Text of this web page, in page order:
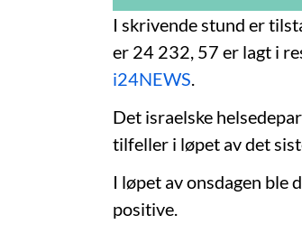
I skrivende stund er
er 24 232, 57 er lagt i
i24NEWS
Det israelske
tilfeller i løpet av det
I løpet av onsdagen
positive.